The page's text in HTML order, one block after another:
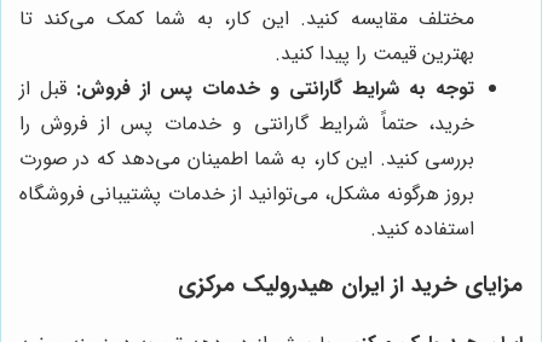
مختلف مقایسه کنید. این کار، به شما کمک می‌کند تا
بهترین قیمت را پیدا کنید.
توجه به شرایط گارانتی و خدمات پس از فروش: قبل از
خرید، حتماً شرایط گارانتی و خدمات پس از فروش را
بررسی کنید. این کار، به شما اطمینان می‌دهد که در صورت
بروز هرگونه مشکل، می‌توانید از خدمات پشتیبانی فروشگاه
استفاده کنید.
مزایای خرید ازایران هیدرولیک مرکزی